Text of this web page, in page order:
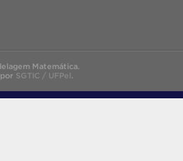
Matemática.
SGTIC / UFPel.